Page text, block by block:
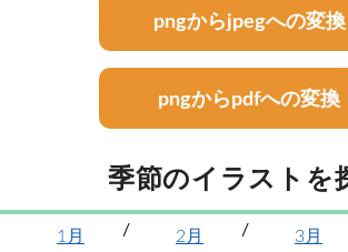
pngからjpegへの変換
pngからpdfへの変換
季節のイラストを
1月 2月 3月